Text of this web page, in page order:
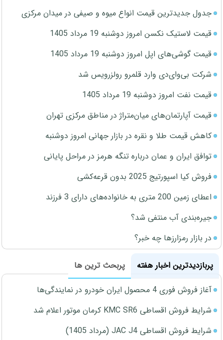
جدول جدیدترین قیمت انواع میوه و صیفی در میدان مرکزی
قیمت لاستیک نکسن امروز دوشنبه 19 مرداد 1405
قیمت گوشی‌های اپل امروز دوشنبه 19 مرداد 1405
شرکت بی‌وای‌دی وارد قلمرو رولزرویس شد
قیمت نفت امروز دوشنبه 19 مرداد 1405
قیمت آپارتمان‌های میان‌متراژ در مناطق مرکزی تهران
کاهش قیمت طلا و نقره در بازار جهانی امروز دوشنبه
توافق ایران و عمان درباره تنگه هرمز در مراحل پایانی
فروش کیا اسپورتیج 2025 بدون قرعه‌کشی
اعطای زمین 200 متری به خانواده‌های دارای 3 فرزند
جیره‌بندی آب منتفی شد؟
در بازار رمزارزها چه خبر؟
پربازدیدترین اخبار هفته
پربحث ترین ها
آغاز فروش فوری 4 محصول ایران خودرو در نمایندگی‌ها
شرایط فروش اقساطی KMC SR6 کرمان موتور اعلام شد
شرایط فروش اقساطی JAC J4 (مرداد 1405)